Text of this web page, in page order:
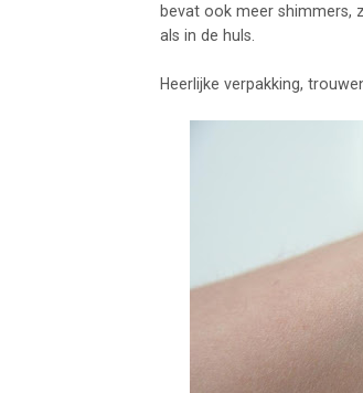
bevat ook meer shimmers,
als in de huls.
Heerlijke verpakking,